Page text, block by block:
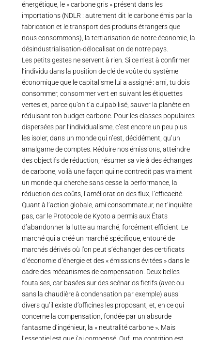
énergétique, le « carbone gris » présent dans les
importations (NDLR : autrement dit le carbone émis par la
fabrication et le transport des produits étrangers que
nous consommons), la tertiarisation de notre économie, la
désindustrialisation-délocalisation de notre pays.
Les petits gestes ne servent à rien. Si ce n’est à confirmer
l’individu dans la position de clé de voûte du système
économique que le capitalisme lui a assigné : ami, tu dois
consommer, consommer vert en suivant les étiquettes
vertes et, parce qu’on t’a culpabilisé, sauver la planète en
réduisant ton budget carbone. Pour les classes populaires
dispersées par l’individualisme, c’est encore un peu plus
les isoler, dans un monde qui n’est, décidément, qu’un
amalgame de comptes. Réduire nos émissions, atteindre
des objectifs de réduction, résumer sa vie à des échanges
de carbone, voilà une façon qui ne contredit pas vraiment
un monde qui cherche sans cesse la performance, la
réduction des coûts, l’amélioration des flux, l’efficacité.
Quant à l’action globale, ami consommateur, ne t’inquiète
pas, car le Protocole de Kyoto a permis aux États
d’abandonner la lutte au marché, forcément efficient. Le
marché qui a créé un marché spécifique, entouré de
marchés dérivés où l’on peut s’échanger des certificats
d’économie d’énergie et des « émissions évitées » dans le
cadre des mécanismes de compensation. Deux belles
foutaises, car basées sur des scénarios fictifs (avec ou
sans la chaudière à condensation par exemple) aussi
divers qu’il existe d’officines les proposant, et, en ce qui
concerne la compensation, fondée par un absurde
fantasme d’ingénieur, la « neutralité carbone ». Mais